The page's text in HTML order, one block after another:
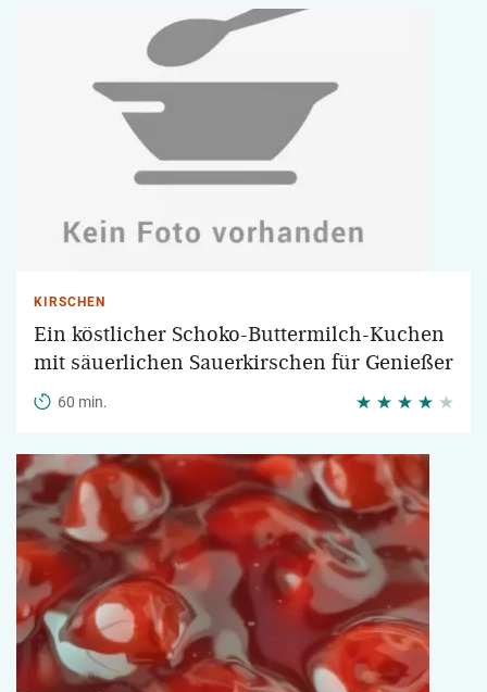
KIRSCHEN
Ein köstlicher Schoko-Buttermilch-Kuchen
mit säuerlichen Sauerkirschen für Genießer
60 min.